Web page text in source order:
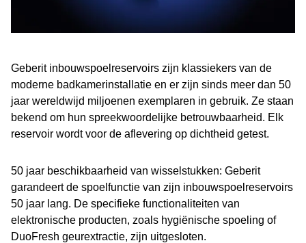
Geberit inbouwspoelreservoirs zijn klassiekers van de
moderne badkamerinstallatie en er zijn sinds meer dan 50
jaar wereldwijd miljoenen exemplaren in gebruik. Ze staan
bekend om hun spreekwoordelijke betrouwbaarheid. Elk
reservoir wordt voor de aflevering op dichtheid getest.
50 jaar beschikbaarheid van wisselstukken: Geberit
garandeert de spoelfunctie van zijn inbouwspoelreservoirs
50 jaar lang. De specifieke functionaliteiten van
elektronische producten, zoals hygiënische spoeling of
DuoFresh geurextractie, zijn uitgesloten.